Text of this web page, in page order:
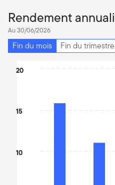
Rendement
Au 30/06/2026
Fin du mois
Fin du trimestre
Chart
The chart has 1 Y axis
10
15
20